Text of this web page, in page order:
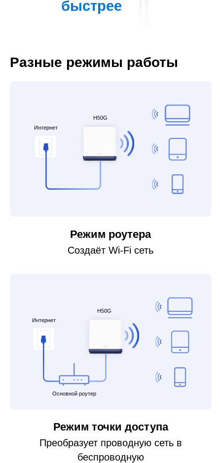
быстрее
Разные режимы работы
Интернет
H50G
Режим роутера
Создаёт Wi-Fi сеть
Интернет
H50G
Основной роутер
Режим точки доступа
Преобразует проводную сеть в
беспроводную